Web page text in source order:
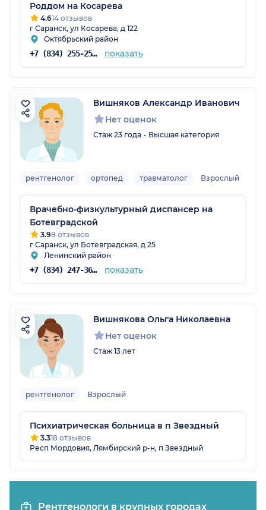
Роддом на Косарева
4.614 отзывов
г Саранск, ул Косарева, д 122
Октябрьский район
+7 (834) 255-25-05 показать
Вишняков Александр Иванович
Нет оценок
Стаж 23 года Высшая категория
рентгенолог ортопед травматолог Взрослый
Врачебно-физкультурный диспансер на
Ботевградской
3.98 отзывов
г Саранск, ул Ботевградская, д 25
Ленинский район
+7 (834) 247-36-53 показать
Вишнякова Ольга Николаевна
Нет оценок
Стаж 13 лет
рентгенолог Взрослый
Психиатрическая больница в п Звездный
3.318 отзывов
Респ Мордовия, Лямбирский р-н, п Звездный
Рентгенологи в крупных городах